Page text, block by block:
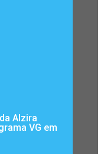
Alzira
VG em